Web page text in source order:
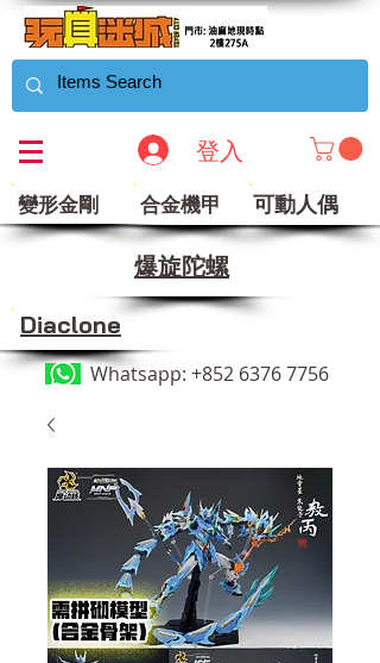
登入
變形金剛 合金機甲 可動人偶
​爆旋陀螺
Diaclone
Whatsapp: +852 6376 7756